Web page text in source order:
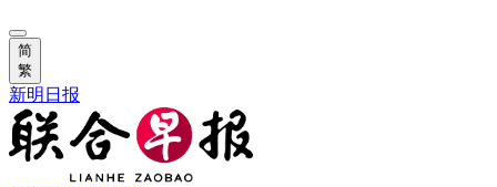
简
繁
新明日报